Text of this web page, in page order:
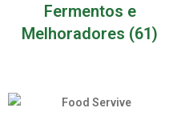
Fermentos e
Melhoradores (61)